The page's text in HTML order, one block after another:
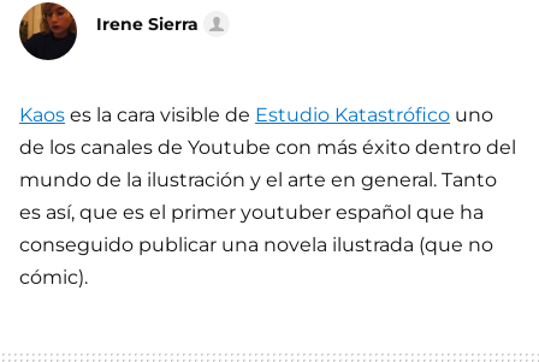
Irene Sierra
Kaos es la cara visible de Estudio Katastrófico uno
de los canales de Youtube con más éxito dentro del
mundo de la ilustración y el arte en general. Tanto
es así, que es el primer youtuber español que ha
conseguido publicar una novela ilustrada (que no
cómic).